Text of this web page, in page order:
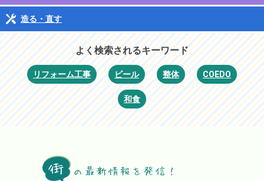
造る・直す
よく検索されるキーワード
リフォーム工事 ビール 整体 COEDO
和食